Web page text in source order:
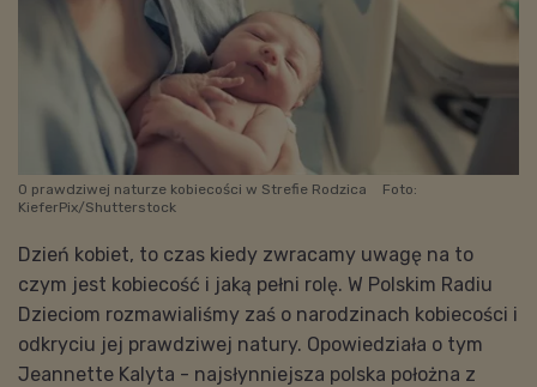
O prawdziwej naturze kobiecości w Strefie Rodzica
Foto:
KieferPix/Shutterstock
Dzień kobiet, to czas kiedy zwracamy uwagę na to
czym jest kobiecość i jaką pełni rolę. W Polskim Radiu
Dzieciom rozmawialiśmy zaś o narodzinach kobiecości i
odkryciu jej prawdziwej natury. Opowiedziała o tym
Jeannette Kalyta - najsłynniejsza polska położna z